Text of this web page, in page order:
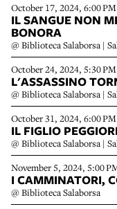
October 17, 2024, 6:00 PM
IL SANGUE NON
BONORA
@ Biblioteca Salaborsa |
October 24, 2024, 5:30 PM
L'ASSASSINO
@ Biblioteca Salaborsa |
October 31, 2024, 6:00 PM
IL FIGLIO
@ Biblioteca Salaborsa |
November 5, 2024, 5:00
I CAMMINATORI,
@ Biblioteca Salaborsa